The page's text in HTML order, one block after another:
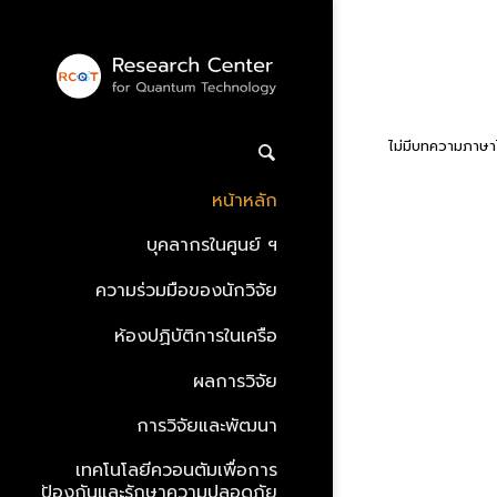
หน้าหลัก
บุคลากรในศูนย์ ฯ
ความร่วมมือของนักวิจัย
ห้องปฏิบัติการในเครือ
ผลการวิจัย
การวิจัยและพัฒนา
เทคโนโลยีควอนตัมเพื่อการ
ไม่มีบทความภาษ